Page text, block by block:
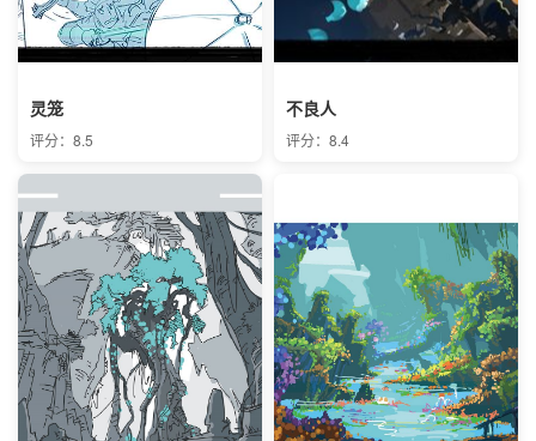
灵笼
评分：8.5
不良人
评分：8.4